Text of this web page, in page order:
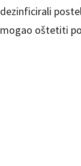
dezinficirali
mogao oštetiti